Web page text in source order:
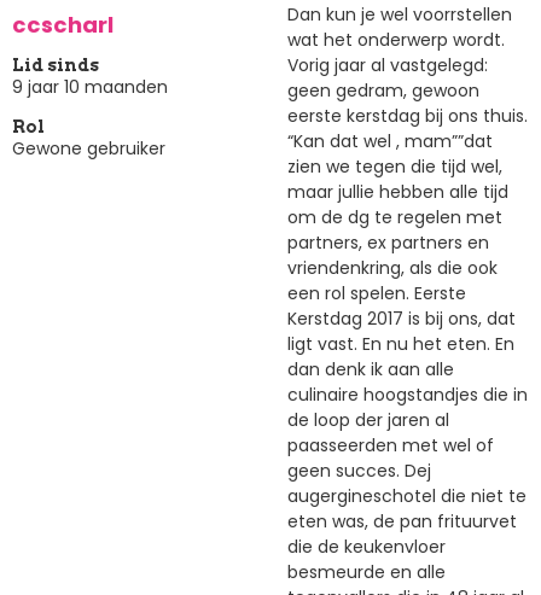
ccscharl
Lid sinds
9 jaar 10 maanden
Rol
Gewone gebruiker
Dan kun je wel voorrstellen
wat het onderwerp wordt.
Vorig jaar al vastgelegd:
geen gedram, gewoon
eerste kerstdag bij ons thuis.
“Kan dat wel , mam””dat
zien we tegen die tijd wel,
maar jullie hebben alle tijd
om de dg te regelen met
partners, ex partners en
vriendenkring, als die ook
een rol spelen. Eerste
Kerstdag 2017 is bij ons, dat
ligt vast. En nu het eten. En
dan denk ik aan alle
culinaire hoogstandjes die in
de loop der jaren al
paasseerden met wel of
geen succes. Dej
augergineschotel die niet te
eten was, de pan frituurvet
die de keukenvloer
besmeurde en alle